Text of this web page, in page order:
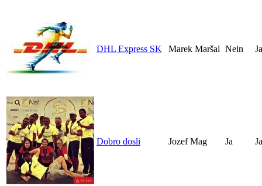
DHL Express SK Marek Maršal Nein Ja
Dobro dosli Jozef Mag Ja Ja